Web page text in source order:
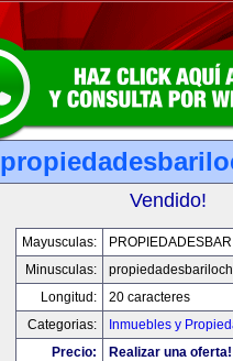
Vendido!
Mayusculas:
Minusculas:
Longitud:
20 caracteres
Categorias:
Inmuebles y
Precio:
Realizar una oferta!